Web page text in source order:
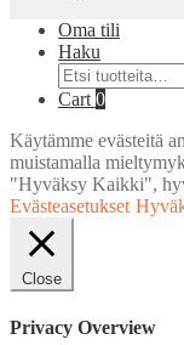
Oma tili
Haku
Etsi:
Cart 0
Käytämme evästeitä
muistamalla
"Hyväksy Kaikki",
Evästeasetukset
Close
Privacy Overview